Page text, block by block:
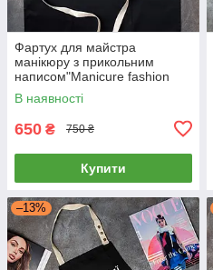
Фартух для майстра
манікюру з прикольним
написом"Manicure fashion
this is my profession"
В наявності
650 ₴ 750 ₴
Купити
–13%